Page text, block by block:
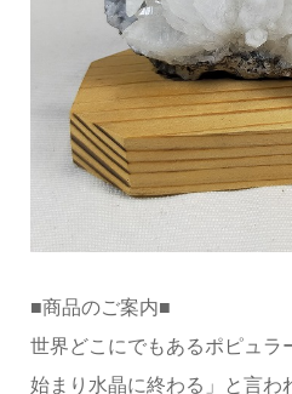
■商品のご案内■
世界どこにでもあるポピュラ
始まり水晶に終わる」と言わ